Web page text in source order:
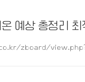
예상 총정리
zboard/